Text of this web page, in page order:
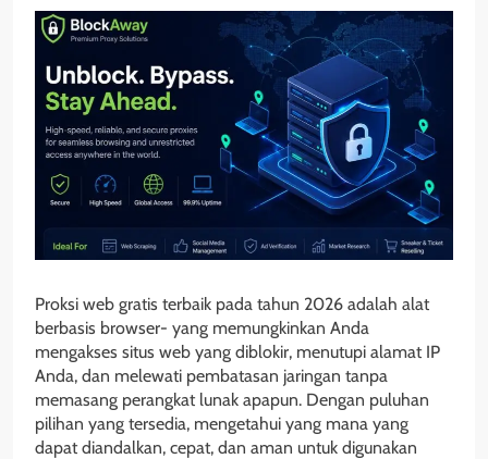
Proksi web gratis terbaik pada tahun 2026 adalah alat
berbasis browser- yang memungkinkan Anda
mengakses situs web yang diblokir, menutupi alamat IP
Anda, dan melewati pembatasan jaringan tanpa
memasang perangkat lunak apapun. Dengan puluhan
pilihan yang tersedia, mengetahui yang mana yang
dapat diandalkan, cepat, dan aman untuk digunakan